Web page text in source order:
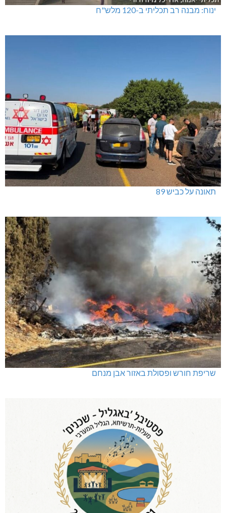
ינוח: מבנה רב תכליתי ב-120 מלש"ח
תאונה על כביש 89
שריפת חורש ופסולת באזור אבן מנחם